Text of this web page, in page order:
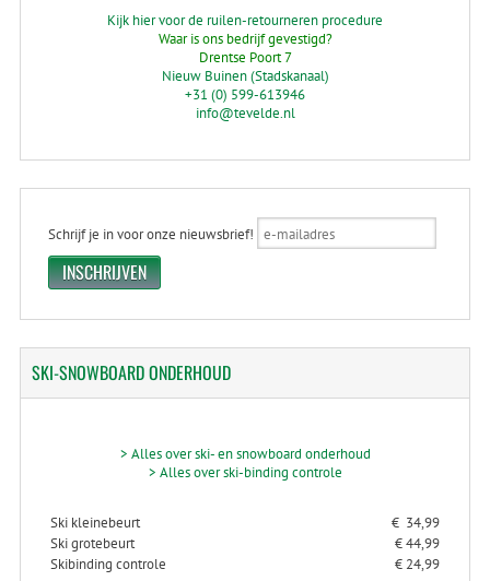
Kijk hier voor de ruilen-retourneren procedure
Waar is ons bedrijf gevestigd?
Drentse Poort 7
Nieuw Buinen (Stadskanaal)
+31 (0) 599-613946
info@tevelde.nl
Schrijf je in voor onze nieuwsbrief!
SKI-SNOWBOARDONDERHOUD
> Alles over ski- en snowboard onderhoud
> Alles over ski-binding controle
Ski kleinebeurt
€ 34,99
Ski grotebeurt
€ 44,99
Skibinding controle
€ 24,99